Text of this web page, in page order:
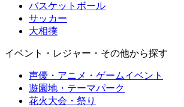
バスケットボール
サッカー
大相撲
イベント・レジャー・その他から探す
声優・アニメ・ゲームイベント
遊園地・テーマパーク
花火大会・祭り